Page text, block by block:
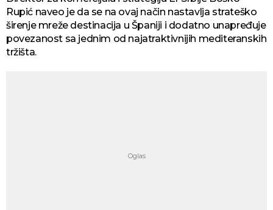
Rupić naveo je da se na ovaj način nastavlja strateško
širenje mreže destinacija u Španiji i dodatno unapređuje
povezanost sa jednim od najatraktivnijih mediteranskih
tržišta.